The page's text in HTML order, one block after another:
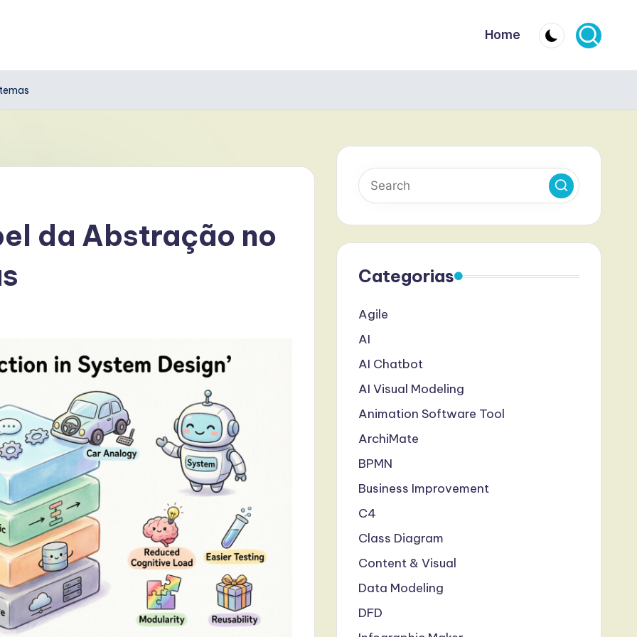
Home
da Abstração no
Categorias
Agile
AI
AI Chatbot
AI Visual Modeling
Animation Software Tool
ArchiMate
BPMN
Business Improvement
C4
Class Diagram
Content & Visual
Data Modeling
DFD